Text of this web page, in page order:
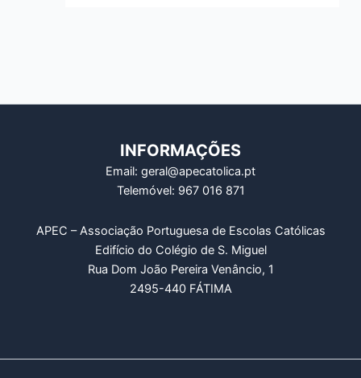
INFORMAÇÕES
Email: geral@apecatolica.pt
Telemóvel: 967 016 871
APEC – Associação Portuguesa de Escolas Católicas
Edifício do Colégio de S. Miguel
Rua Dom João Pereira Venâncio, 1
2495-440 FÁTIMA